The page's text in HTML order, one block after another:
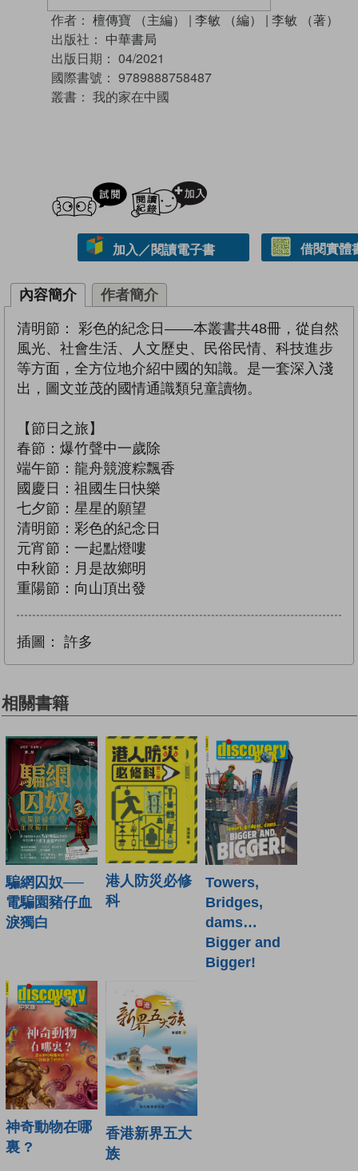
作者： 檀傳寶 （主編） | 李敏 （編） | 李敏 （著）
出版社： 中華書局
出版日期： 04/2021
國際書號： 9789888758487
叢書： 我的家在中國
試閲
加入／閱讀電子書 借閱實體
內容簡介 作者簡介
清明節： 彩色的紀念日——本叢書共48冊，從自然
風光、社會生活、人文歷史、民俗民情、科技進步
等方面，全方位地介紹中國的知識。是一套深入淺
出，圖文並茂的國情通識類兒童讀物。
【節日之旅】
春節：爆竹聲中一歲除
端午節：龍舟競渡粽飄香
國慶日：祖國生日快樂
七夕節：星星的願望
清明節：彩色的紀念日
元宵節：一起點燈嘍
中秋節：月是故鄉明
重陽節：向山頂出發
插圖： 許多
相關書籍
騙網囚奴──
電騙園豬仔血
淚獨白
港人防災必修
科
Towers,
Bridges,
dams…
Bigger and
Bigger!
神奇動物在哪
裏 ?
香港新界五大
族